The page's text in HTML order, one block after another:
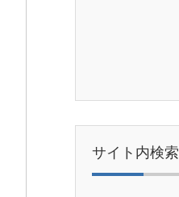
サイト内検索